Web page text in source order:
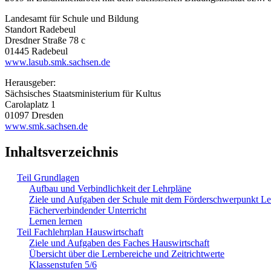
Landesamt für Schule und Bildung
Standort Radebeul
Dresdner Straße 78 c
01445 Radebeul
www.lasub.smk.sachsen.de
Herausgeber:
Sächsisches Staatsministerium für Kultus
Carolaplatz 1
01097 Dresden
www.smk.sachsen.de
Inhaltsverzeichnis
Teil Grundlagen
Aufbau und Verbindlichkeit der Lehrpläne
Ziele und Aufgaben der Schule mit dem Förderschwerpunkt
Fächerverbindender Unterricht
Lernen lernen
Teil Fachlehrplan Hauswirtschaft
Ziele und Aufgaben des Faches Hauswirtschaft
Übersicht über die Lernbereiche und Zeitrichtwerte
Klassenstufen 5/6